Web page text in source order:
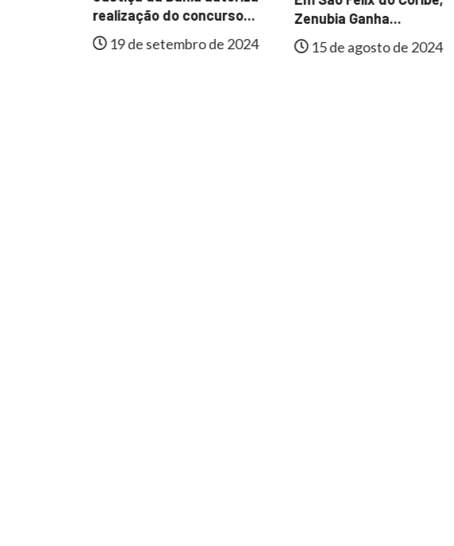
realização do concurso...
19 de setembro de 2024
Zenubia Ganha...
15 de agosto de 2024